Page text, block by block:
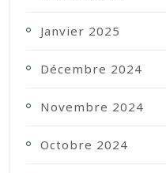
Janvier 2025
Décembre 2024
Novembre 2024
Octobre 2024